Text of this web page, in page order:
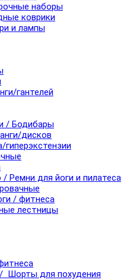
наборы
коврики
и лампы
гантелей
/ Бодибары
дисков
Ремни для йоги и пилатеса
/ фитнеса
лестницы
Шорты для похудения